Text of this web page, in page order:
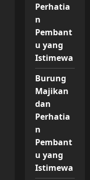
Perhatia
n
Pembant
u yang
Istimewa
Burung
Majikan
dan
Perhatia
n
Pembant
u yang
Istimewa